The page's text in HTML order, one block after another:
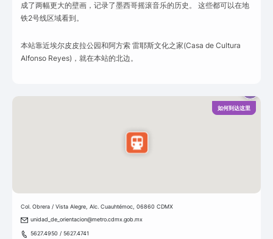
成了两幅更大的壁画，记录了墨西哥摇滚音乐的历史。 这些都可以在地
铁2号线区域看到。
本站靠近埃尔皮皮拉公园和阿方索 雷耶斯文化之家(Casa de Cultura
Alfonso Reyes)，就在本站的北边。
如何到达这里
Col. Obrera / Vista Alegre, Alc. Cuauhtémoc, 06860 CDMX
unidad_de_orientacion@metro.cdmx.gob.mx
5627.4950 / 5627.4741